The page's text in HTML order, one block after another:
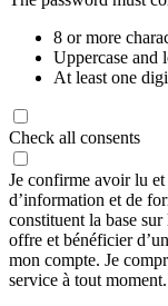
8 or more
Uppercase and
At least one
Check all consents
Je confirme avoir lu et
d’information et de
constituent la base
offre et bénéficier
mon compte. Je
service à tout moment.